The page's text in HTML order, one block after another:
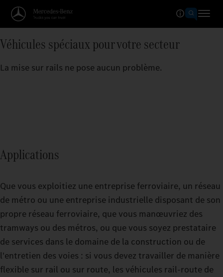
Véhicules spéciaux pour votre secteur
La mise sur rails ne pose aucun problème.
Applications
Que vous exploitiez une entreprise ferroviaire, un réseau
de métro ou une entreprise industrielle disposant de son
propre réseau ferroviaire, que vous manœuvriez des
tramways ou des métros, ou que vous soyez prestataire
de services dans le domaine de la construction ou de
l'entretien des voies : si vous devez travailler de manière
flexible sur rail ou sur route, les véhicules rail-route de